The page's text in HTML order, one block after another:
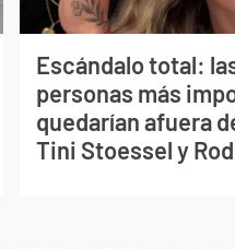
Escándalo total:
personas más
quedarían afuera
Tini Stoessel y